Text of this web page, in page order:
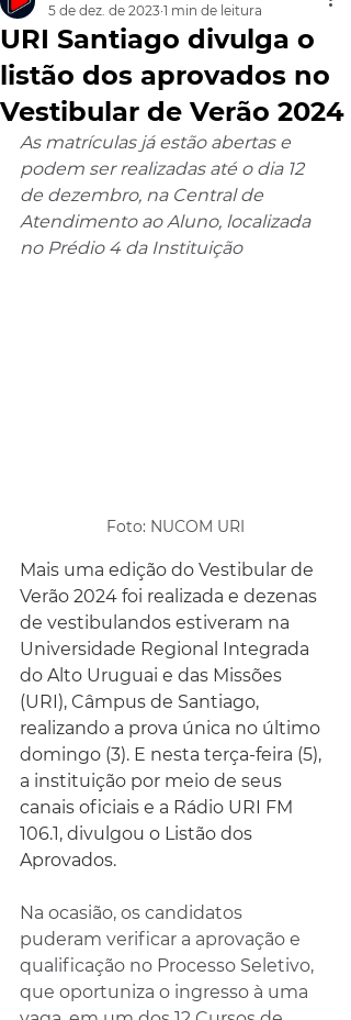
URI Santiago divulga o
listão dos aprovados no
Vestibular de Verão 2024
5 de dez. de 2023 1 min de leitura
As matrículas já estão abertas e
podem ser realizadas até o dia 12
de dezembro, na Central de
Atendimento ao Aluno, localizada
no Prédio 4 da Instituição
Foto: NUCOM URI
Mais uma edição do Vestibular de
Verão 2024 foi realizada e dezenas
de vestibulandos estiveram na
Universidade Regional Integrada
do Alto Uruguai e das Missões
(URI), Câmpus de Santiago,
realizando a prova única no último
domingo (3). E nesta terça-feira (5),
a instituição por meio de seus
canais oficiais e a Rádio URI FM
106.1, divulgou o Listão dos
Aprovados.
Na ocasião, os candidatos
puderam verificar a aprovação e
qualificação no Processo Seletivo,
que oportuniza o ingresso à uma